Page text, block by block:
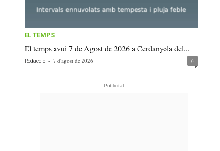
EL TEMPS
El temps avui 7 de Agost de 2026 a Cerdanyola del...
Redacció - 7 d'agost de 2026 0
- Publicitat -